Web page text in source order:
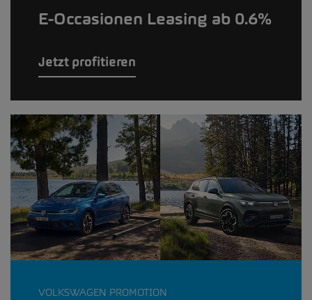
E-Occasionen Leasing ab 0.6%
Jetzt profitieren
VOLKSWAGEN PROMOTION